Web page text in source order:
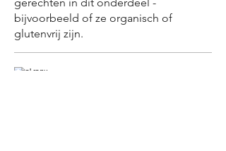
bijvoorbeeld of ze organisch of
glutenvrij zijn.